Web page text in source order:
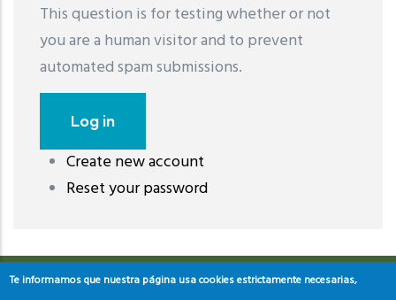
This question is for testing whether or not
you are a human visitor and to prevent
automated spam submissions.
Create new account
Reset your password
레딧 다운로드coloring pages printable
download
Te informamos que nuestra página usa cookies estrictamente necesarias,